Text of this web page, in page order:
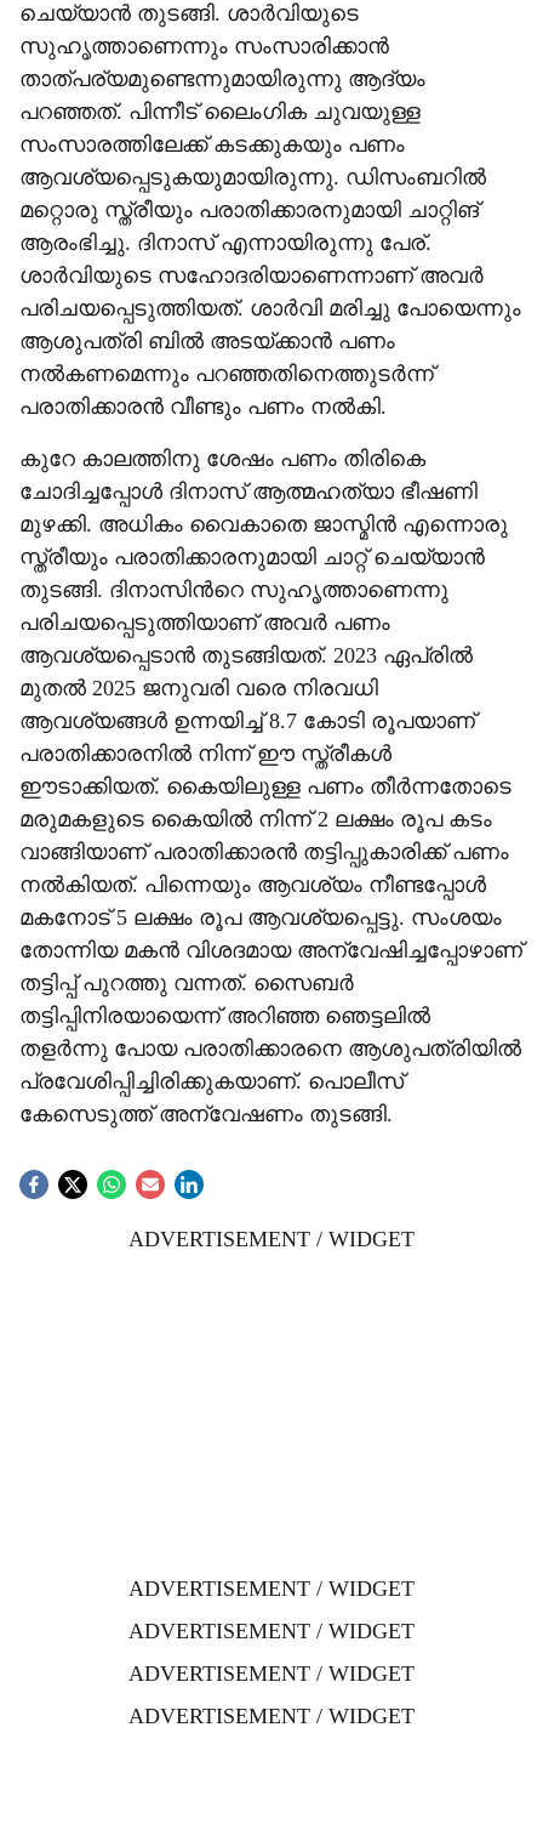
ചെയ്യാൻ തുടങ്ങി. ശാർവിയുടെ
സുഹൃത്താണെന്നും സംസാരിക്കാൻ
താത്പര്യമുണ്ടെന്നുമായിരുന്നു ആദ്യം
പറഞ്ഞത്. പിന്നീട് ലൈംഗിക ചുവയുള്ള
സംസാരത്തിലേക്ക് കടക്കുകയും പണം
ആവശ്യപ്പെടുകയുമായിരുന്നു. ഡിസംബറിൽ
മറ്റൊരു സ്ത്രീയും പരാതിക്കാരനുമായി ചാറ്റിങ്
ആരംഭിച്ചു. ദിനാസ് എന്നായിരുന്നു പേര്.
ശാർവിയുടെ സഹോദരിയാണെന്നാണ് അവർ
പരിചയപ്പെടുത്തിയത്. ശാർവി മരിച്ചു പോയെന്നും
ആശുപത്രി ബിൽ അടയ്ക്കാൻ പണം
നൽകണമെന്നും പറഞ്ഞതിനെത്തുടർന്ന്
പരാതിക്കാരൻ വീണ്ടും പണം നൽകി.
കുറേ കാലത്തിനു ശേഷം പണം തിരികെ
ചോദിച്ചപ്പോൾ ദിനാസ് ആത്മഹത്യാ ഭീഷണി
മുഴക്കി. അധികം വൈകാതെ ജാസ്മിൻ എന്നൊരു
സ്ത്രീയും പരാതിക്കാരനുമായി ചാറ്റ് ചെയ്യാൻ
തുടങ്ങി. ദിനാസിന്‍റെ സുഹൃത്താണെന്നു
പരിചയപ്പെടുത്തിയാണ് അവർ പണം
ആവശ്യപ്പെടാൻ തുടങ്ങിയത്. 2023 ഏപ്രിൽ
മുതൽ 2025 ജനുവരി വരെ നിരവധി
ആവശ്യങ്ങൾ ഉന്നയിച്ച് 8.7 കോടി രൂപയാണ്
പരാതിക്കാരനിൽ നിന്ന് ഈ സ്ത്രീകൾ
ഈടാക്കിയത്. കൈയിലുള്ള പണം തീർന്നതോടെ
മരുമകളുടെ കൈയിൽ നിന്ന് 2 ലക്ഷം രൂപ കടം
വാങ്ങിയാണ് പരാതിക്കാരൻ തട്ടിപ്പുകാരിക്ക് പണം
നൽകിയത്. പിന്നെയും ആവശ്യം നീണ്ടപ്പോൾ
മകനോട് 5 ലക്ഷം രൂപ ആവശ്യപ്പെട്ടു. സംശയം
തോന്നിയ മകൻ വിശദമായ അന്വേഷിച്ചപ്പോഴാണ്
തട്ടിപ്പ് പുറത്തു വന്നത്. സൈബർ
തട്ടിപ്പിനിരയായെന്ന് അറിഞ്ഞ ഞെട്ടലിൽ
തളർന്നു പോയ പരാതിക്കാരനെ ആശുപത്രിയിൽ
പ്രവേശിപ്പിച്ചിരിക്കുകയാണ്. പൊലീസ്
കേസെടുത്ത് അന്വ‌േഷണം തുടങ്ങി.
ADVERTISEMENT / WIDGET
ADVERTISEMENT / WIDGET
ADVERTISEMENT / WIDGET
ADVERTISEMENT / WIDGET
ADVERTISEMENT / WIDGET